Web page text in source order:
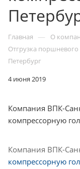
Главная — О
Отгрузка поршневого
Петербург
4 июня 2019
Компания ВПК-
компрессорную
Компания ВПК-
компрессорную